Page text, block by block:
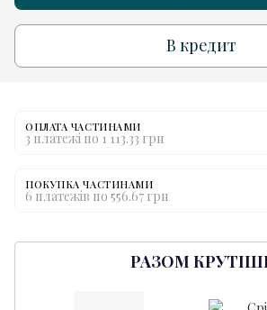
В кредит
ОПЛАТА ЧАСТИНАМИ
3 платежі по 1 113.33 грн
ПОКУПКА ЧАСТИНАМИ
6 платежів по 556.67 грн
РАЗОМ